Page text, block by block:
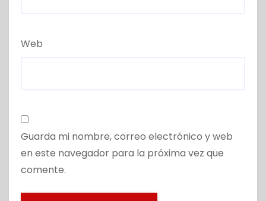
Web
Guarda mi nombre, correo electrónico y web
en este navegador para la próxima vez que
comente.